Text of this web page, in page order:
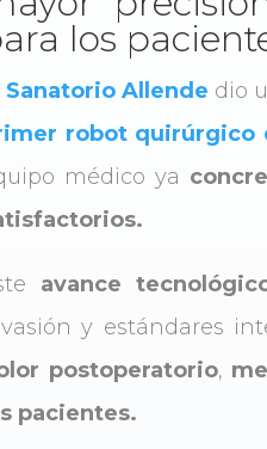
los
Sanatorio Allende dio
robot quirúrgico
médico ya
avance
y estándares
postoperatorio,
pacientes.